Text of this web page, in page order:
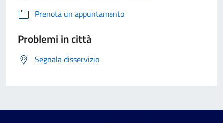
Prenota un appuntamento
Problemi in città
Segnala disservizio